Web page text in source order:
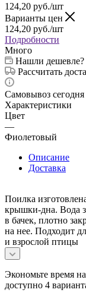
124,20 руб./шт
Варианты цен
124,20 руб./шт
Подробности
Много
Нашли дешевле?
Рассчитать
Самовывоз сегодня
Характеристики
Цвет
—
Фиолетовый
Описание
Доставка
Поилка
крышки-дна. Вода
в бачек, плотно
на нее. Подходит
и взрослой птицы
Экономьте время
доступно 4